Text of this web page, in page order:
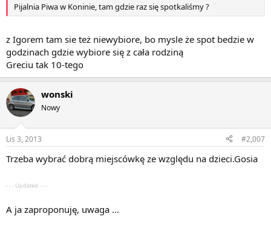
Pijalnia Piwa w Koninie, tam gdzie raz się spotkaliśmy ?
z Igorem tam sie też niewybiore, bo mysle że spot bedzie w
godzinach gdzie wybiore się z cała rodziną
Greciu tak 10-tego
wonski
Nowy
Lis 3, 2013 #2,007
Trzeba wybrać dobrą miejscówkę ze względu na dzieci.Gosia
- - - Updated - - -
A ja zaproponuję, uwaga ...